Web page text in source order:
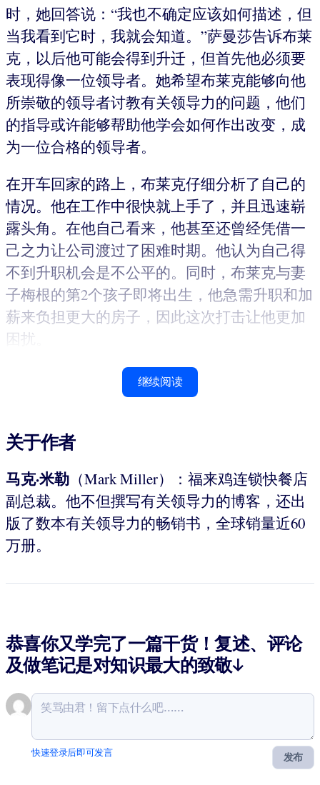
时，她回答说：“我也不确定应该如何描述，但
当我看到它时，我就会知道。”萨曼莎告诉布莱
克，以后他可能会得到升迁，但首先他必须要
表现得像一位领导者。她希望布莱克能够向他
所崇敬的领导者讨教有关领导力的问题，他们
的指导或许能够帮助他学会如何作出改变，成
为一位合格的领导者。
在开车回家的路上，布莱克仔细分析了自己的
情况。他在工作中很快就上手了，并且迅速崭
露头角。在他自己看来，他甚至还曾经凭借一
己之力让公司渡过了困难时期。他认为自己得
不到升职机会是不公平的。同时，布莱克与妻
子梅根的第2个孩子即将出生，他急需升职和加
薪来负担更大的房子，因此这次打击让他更加
困扰。
继续阅读
关于作者
马克·米勒 （Mark Miller）：福来鸡连锁快餐店
副总裁。他不但撰写有关领导力的博客，还出
版了数本有关领导力的畅销书，全球销量近60
万册。
恭喜你又学完了一篇干货！复述、评论
及做笔记是对知识最大的致敬↓
发布
快速登录后即可发言